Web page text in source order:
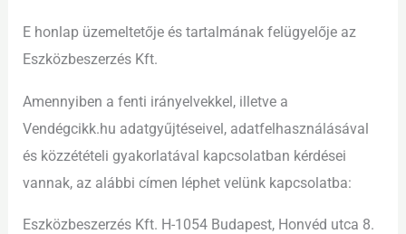
E honlap üzemeltetője és tartalmának felügyelője az
Eszközbeszerzés Kft.
Amennyiben a fenti irányelvekkel, illetve a
Vendégcikk.hu adatgyűjtéseivel, adatfelhasználásával
és közzétételi gyakorlatával kapcsolatban kérdései
vannak, az alábbi címen léphet velünk kapcsolatba:
Eszközbeszerzés Kft. H-1054 Budapest, Honvéd utca 8.